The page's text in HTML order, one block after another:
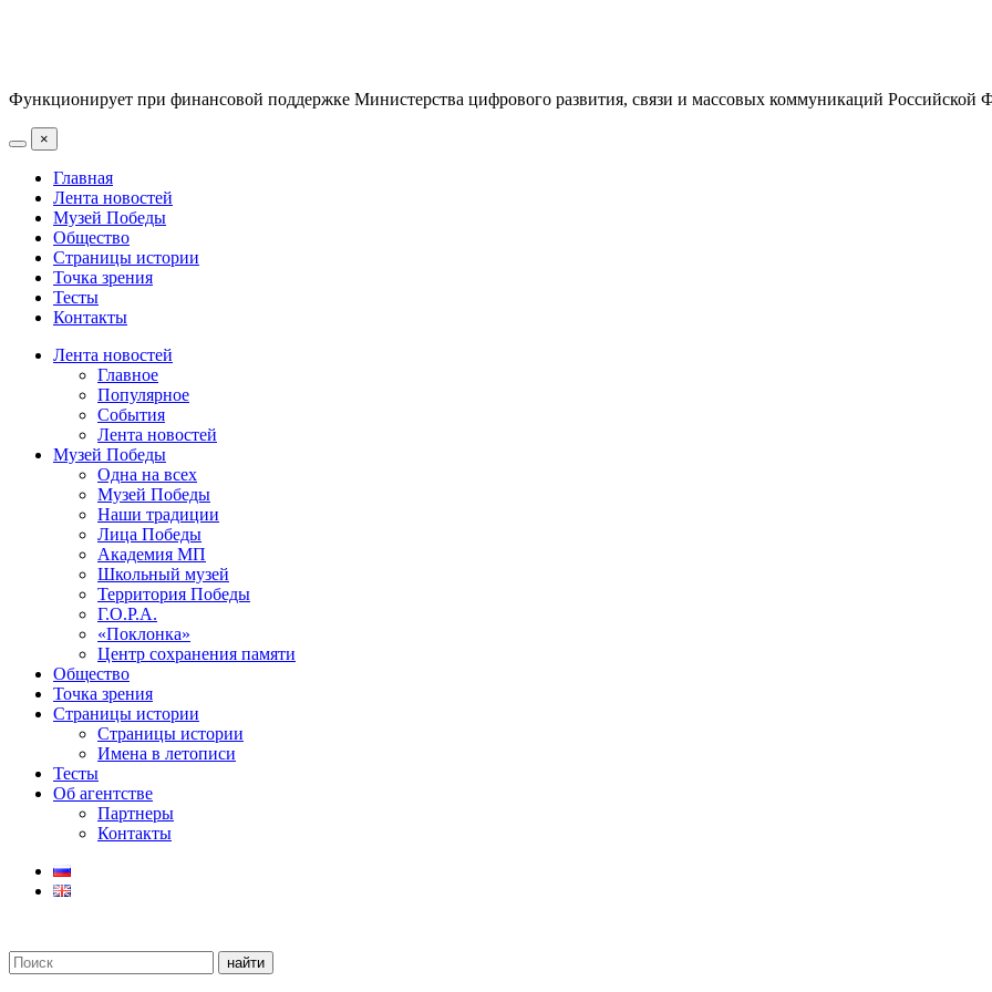
Функционирует при финансовой поддержке Министерства цифрового развития, связи и массовых коммуникаций Российской
×
Главная
Лента новостей
Музей Победы
Общество
Страницы истории
Точка зрения
Тесты
Контакты
Лента новостей
Главное
Популярное
События
Лента новостей
Музей Победы
Одна на всех
Музей Победы
Наши традиции
Лица Победы
Академия МП
Школьный музей
Территория Победы
Г.О.Р.А.
«Поклонка»
Центр сохранения памяти
Общество
Точка зрения
Страницы истории
Страницы истории
Имена в летописи
Тесты
Об агентстве
Партнеры
Контакты